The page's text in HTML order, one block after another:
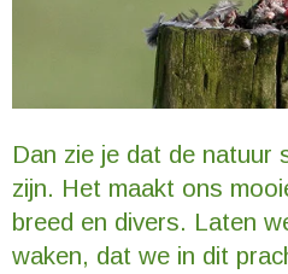
Dan zie je dat de natuur
zijn. Het maakt ons
breed en divers. Laten
waken, dat we in dit